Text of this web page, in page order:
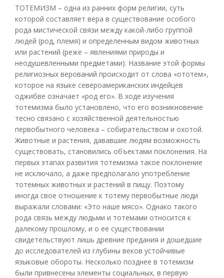
ТОТЕМИЗМ – одна из ранних форм религии, суть
которой составляет вера в существование особого
рода мистической связи между какой-либо группой
людей (род, племя) и определенным видом животных
или растений (реже – явлениями природы и
неодушевленными предметами). Название этой формы
религиозных верований происходит от слова «ототем»,
которое на языке североамериканских индейцев
оджибве означает «род его». В ходе изучения
тотемизма было установлено, что его возникновение
тесно связано с хозяйственной деятельностью
первобытного человека – собирательством и охотой.
Животные и растения, дававшие людям возможность
существовать, становились объектами поклонения. На
первых этапах развития тотемизма такое поклонение
не исключало, а даже предполагало употребление
тотемных животных и растений в пищу. Поэтому
иногда свое отношение к тотему первобытные люди
выражали словами: «Это наше мясо». Однако такого
рода связь между людьми и тотемами относится к
далекому прошлому, и о ее существовании
свидетельствуют лишь древние предания и дошедшие
до исследователей из глубины веков устойчивые
языковые обороты. Несколько позднее в тотемизм
были привнесены элементы социальных, в первую